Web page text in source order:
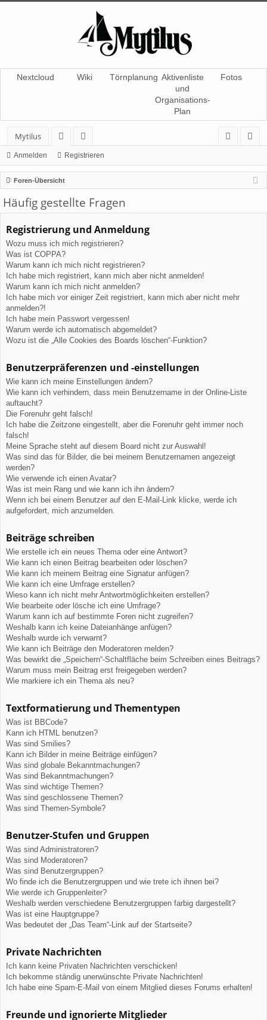
Nextcloud Wiki Törnplanung Aktivenliste
und
Organisations-
Plan
Fotos
Mytilus
or
en
itg
lie
de
r
m
el
de
ist
rie
re
Anmelden Registrieren
Foren-Übersicht
Häufig gestellte Fragen
Registrierung und Anmeldung
Wozu muss ich mich registrieren?
Was ist COPPA?
Warum kann ich mich nicht registrieren?
Ich habe mich registriert, kann mich aber nicht anmelden!
Warum kann ich mich nicht anmelden?
Ich habe mich vor einiger Zeit registriert, kann mich aber nicht mehr
anmelden?!
Ich habe mein Passwort vergessen!
Warum werde ich automatisch abgemeldet?
Wozu ist die „Alle Cookies des Boards löschen“-Funktion?
Benutzerpräferenzen und -einstellungen
Wie kann ich meine Einstellungen ändern?
Wie kann ich verhindern, dass mein Benutzername in der Online-Liste
auftaucht?
Die Forenuhr geht falsch!
Ich habe die Zeitzone eingestellt, aber die Forenuhr geht immer noch
falsch!
Meine Sprache steht auf diesem Board nicht zur Auswahl!
Was sind das für Bilder, die bei meinem Benutzernamen angezeigt
werden?
Wie verwende ich einen Avatar?
Was ist mein Rang und wie kann ich ihn ändern?
Wenn ich bei einem Benutzer auf den E-Mail-Link klicke, werde ich
aufgefordert, mich anzumelden.
Beiträge schreiben
Wie erstelle ich ein neues Thema oder eine Antwort?
Wie kann ich einen Beitrag bearbeiten oder löschen?
Wie kann ich meinem Beitrag eine Signatur anfügen?
Wie kann ich eine Umfrage erstellen?
Wieso kann ich nicht mehr Antwortmöglichkeiten erstellen?
Wie bearbeite oder lösche ich eine Umfrage?
Warum kann ich auf bestimmte Foren nicht zugreifen?
Weshalb kann ich keine Dateianhänge anfügen?
Weshalb wurde ich verwarnt?
Wie kann ich Beiträge den Moderatoren melden?
Was bewirkt die „Speichern“-Schaltfläche beim Schreiben eines Beitrags?
Warum muss mein Beitrag erst freigegeben werden?
Wie markiere ich ein Thema als neu?
Textformatierung und Thementypen
Was ist BBCode?
Kann ich HTML benutzen?
Was sind Smilies?
Kann ich Bilder in meine Beiträge einfügen?
Was sind globale Bekanntmachungen?
Was sind Bekanntmachungen?
Was sind wichtige Themen?
Was sind geschlossene Themen?
Was sind Themen-Symbole?
Benutzer-Stufen und Gruppen
Was sind Administratoren?
Was sind Moderatoren?
Was sind Benutzergruppen?
Wo finde ich die Benutzergruppen und wie trete ich ihnen bei?
Wie werde ich Gruppenleiter?
Weshalb werden verschiedene Benutzergruppen farbig dargestellt?
Was ist eine Hauptgruppe?
Was bedeutet der „Das Team“-Link auf der Startseite?
Private Nachrichten
Ich kann keine Privaten Nachrichten verschicken!
Ich bekomme ständig unerwünschte Private Nachrichten!
Ich habe eine Spam-E-Mail von einem Mitglied dieses Forums erhalten!
Freunde und ignorierte Mitglieder